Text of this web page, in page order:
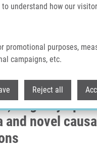
understand how our
promotional purposes,
campaigns, etc.
Reject all
Blackfan Anemia (DBA)
Genetic Lesions
Diamond-
Registry
and novel